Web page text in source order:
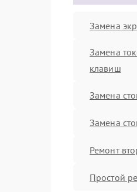
Замена
Замена
клавиш
Замена
Замена
Ремонт
Простой